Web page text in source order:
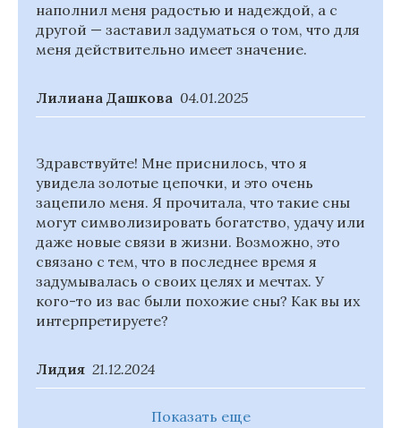
наполнил меня радостью и надеждой, а с
другой — заставил задуматься о том, что для
меня действительно имеет значение.
Лилиана Дашкова 04.01.2025
Здравствуйте! Мне приснилось, что я
увидела золотые цепочки, и это очень
зацепило меня. Я прочитала, что такие сны
могут символизировать богатство, удачу или
даже новые связи в жизни. Возможно, это
связано с тем, что в последнее время я
задумывалась о своих целях и мечтах. У
кого-то из вас были похожие сны? Как вы их
интерпретируете?
Лидия 21.12.2024
Показать еще